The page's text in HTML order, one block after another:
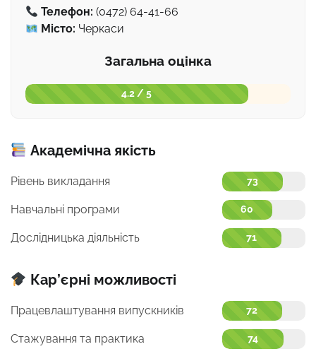
Телефон: (0472) 64-41-66
Місто: Черкаси
Загальна оцінка
4.2 / 5
Академічна якість
Рівень викладання 73
Навчальні програми 60
Дослідницька діяльність 71
Кар’єрні можливості
Працевлаштування випускників 72
Стажування та практика 74